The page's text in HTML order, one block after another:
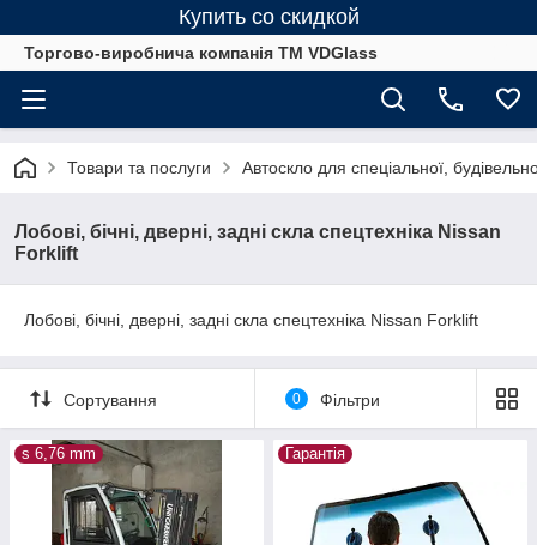
Купить со скидкой
Торгово-виробнича компанія ТМ VDGlass
Товари та послуги Автоскло для спеціальної,
Лобові, бічні, дверні, задні скла спецтехніка Nissan
Forklift
Лобові, бічні, дверні, задні скла спецтехніка Nissan Forklift
Сортування 0 Фільтри
s 6,76 mm Гарантія